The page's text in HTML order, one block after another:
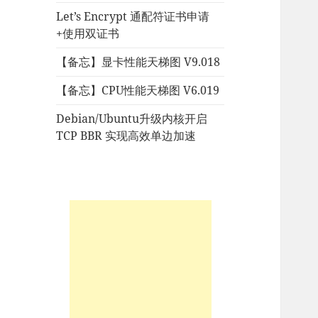
Let’s Encrypt 通配符证书申请
+使用双证书
【备忘】显卡性能天梯图 V9.018
【备忘】CPU性能天梯图 V6.019
Debian/Ubuntu升级内核开启
TCP BBR 实现高效单边加速